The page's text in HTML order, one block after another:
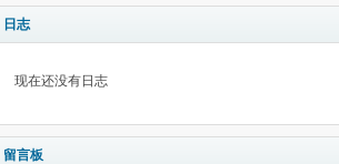
日志
现在还没有日志
留言板